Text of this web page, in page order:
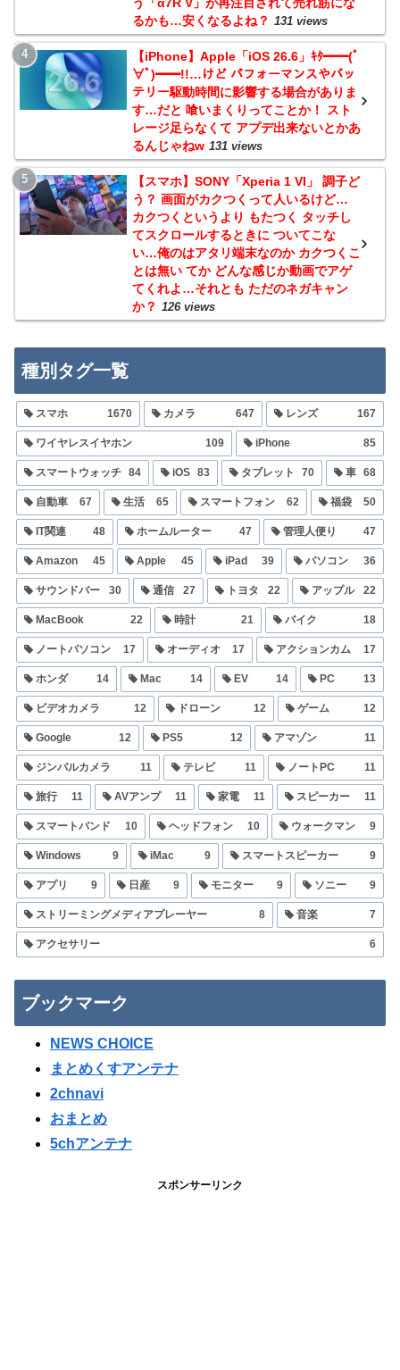
るかも…安くなるよね？ 131 views
【iPhone】Apple「iOS 26.6」ｷﾀ━━(ﾟ
∀ﾟ)━━!!…けど パフォーマンスやバッ
テリー駆動時間に影響する場合がありま
す…だと 喰いまくりってことか！ スト
レージ足らなくて アプデ出来ないとかあ
るんじゃねw 131 views
【スマホ】SONY「Xperia 1 VI」 調子ど
う？ 画面がカクつくって人いるけど…
カクつくというより もたつく タッチし
てスクロールするときに ついてこな
い…俺のはアタリ端末なのか カクつくこ
とは無い てか どんな感じか動画でアゲ
てくれよ…それとも ただのネガキャン
か？ 126 views
種別タグ一覧
スマホ 1670 カメラ 647 レンズ 167
ワイヤレスイヤホン 109 iPhone 85
スマートウォッチ 84 iOS 83 タブレット 70 車 68
自動車 67 生活 65 スマートフォン 62 福袋 50
IT関連 48 ホームルーター 47 管理人便り 47
Amazon 45 Apple 45 iPad 39 パソコン 36
サウンドバー 30 通信 27 トヨタ 22 アップル 22
MacBook 22 時計 21 バイク 18
ノートパソコン 17 オーディオ 17 アクションカム 17
ホンダ 14 Mac 14 EV 14 PC 13
ビデオカメラ 12 ドローン 12 ゲーム 12
Google 12 PS5 12 アマゾン 11
ジンバルカメラ 11 テレビ 11 ノートPC 11
旅行 11 AVアンプ 11 家電 11 スピーカー 11
スマートバンド 10 ヘッドフォン 10 ウォークマン 9
Windows 9 iMac 9 スマートスピーカー 9
アプリ 9 日産 9 モニター 9 ソニー 9
ストリーミングメディアプレーヤー 8 音楽 7
アクセサリー 6
ブックマーク
NEWS CHOICE
まとめくすアンテナ
2chnavi
おまとめ
5chアンテナ
スポンサーリンク